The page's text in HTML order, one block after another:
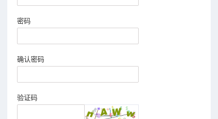
密码
确认密码
验证码